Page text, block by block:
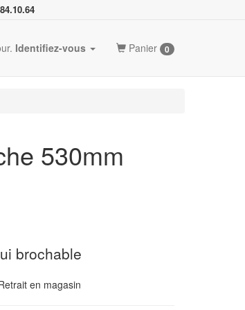
Identifiez-vous Panier 0
530mm
brochable
en magasin